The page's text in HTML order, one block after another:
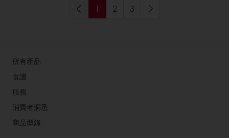
1 2 3
所有產品
食譜
服務
消費者洞悉
商品型錄